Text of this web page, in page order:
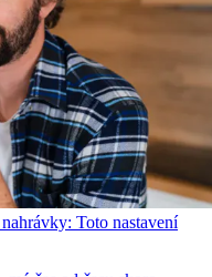
Toto nastavení